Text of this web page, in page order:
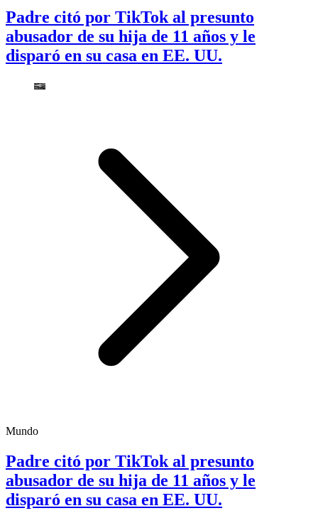
Padre citó por TikTok al presunto
abusador de su hija de 11 años y le
disparó en su casa en EE. UU.
Mundo
Padre citó por TikTok al presunto
abusador de su hija de 11 años y le
disparó en su casa en EE. UU.